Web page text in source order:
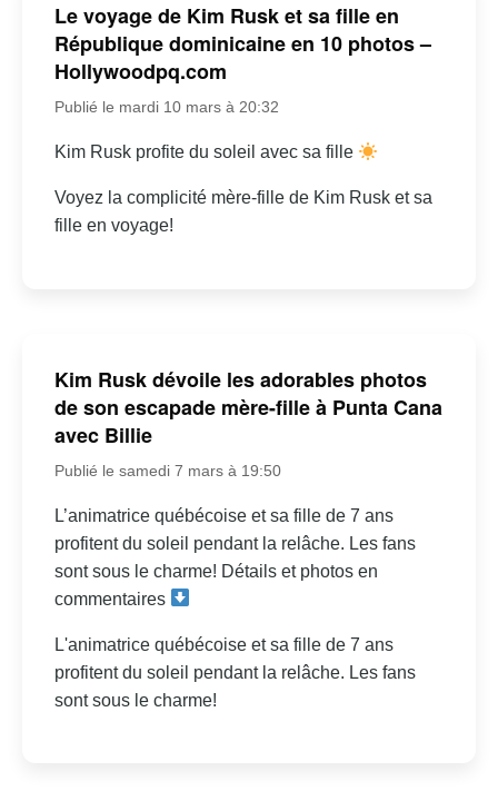
Le voyage de Kim Rusk et sa fille en
République dominicaine en 10 photos –
Hollywoodpq.com
Publié le mardi 10 mars à 20:32
Kim Rusk profite du soleil avec sa fille
Voyez la complicité mère-fille de Kim Rusk et sa
fille en voyage!
Kim Rusk dévoile les adorables photos
de son escapade mère-fille à Punta Cana
avec Billie
Publié le samedi 7 mars à 19:50
L’animatrice québécoise et sa fille de 7 ans
profitent du soleil pendant la relâche. Les fans
sont sous le charme! Détails et photos en
commentaires
L'animatrice québécoise et sa fille de 7 ans
profitent du soleil pendant la relâche. Les fans
sont sous le charme!